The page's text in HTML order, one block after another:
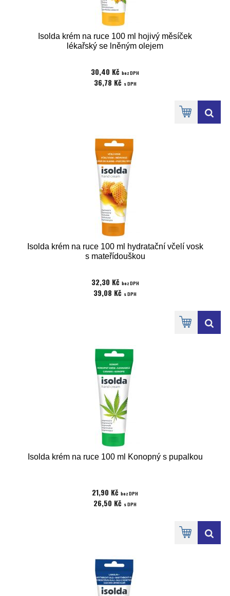
Isolda krém na ruce 100 ml hojivý měsíček
lékařský se lněným olejem
30,40 Kč bez DPH
36,78 Kč s DPH
Isolda krém na ruce 100 ml hydratační včelí vosk
s mateřídouškou
32,30 Kč bez DPH
39,08 Kč s DPH
Isolda krém na ruce 100 ml Konopný s pupalkou
21,90 Kč bez DPH
26,50 Kč s DPH